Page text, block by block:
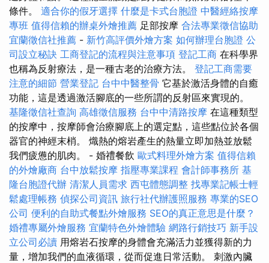
條件。 適合你的假牙選擇 什麼是卡式台胞證 中醫經絡按摩
專班 值得信賴的辦桌外燴推薦 足部按摩 合法專業徵信協助
宜蘭徵信社推薦 - 新竹高評價外燴方案 如何辦理台胞證 公
司設立秘訣 工商登記的流程與注意事項 登記工商 在科學界
也稱為反射療法，是一種古老的治療方法。 登記工商需要
注意的細節 營業登記 台中中醫整骨 它基於激活身體的自癒
功能，這是透過激活腳底的一些所謂的反射區來實現的。
基隆徵信社查詢 高雄徵信服務 台中中清路按摩 在這種類型
的按摩中，按摩師會治療腳底上的選定點，這些點位於各個
器官的神經末梢。 熾熱的熔岩產生的熱量立即加熱並放鬆
我們疲憊的肌肉。 - 婚禮餐飲 歐式料理外燴方案 值得信賴
的外燴廠商 台中放鬆按摩 指壓專業課程 會計師事務所 基
隆台胞證代辦 清潔人員需求 西屯體態調整 找專業記帳士輕
鬆處理帳務 偵探公司資訊 旅行社代辦護照服務 專業的SEO
公司 便利的自助式餐點外燴服務 SEO的真正意思是什麼？
婚禮專屬外燴服務 宜蘭特色外燴體驗 網路行銷技巧 新手設
立公司必讀 用熔岩石按摩的身體會充滿活力並獲得新的力
量，增加我們的血液循環，從而促進日常活動。 刺激內臟